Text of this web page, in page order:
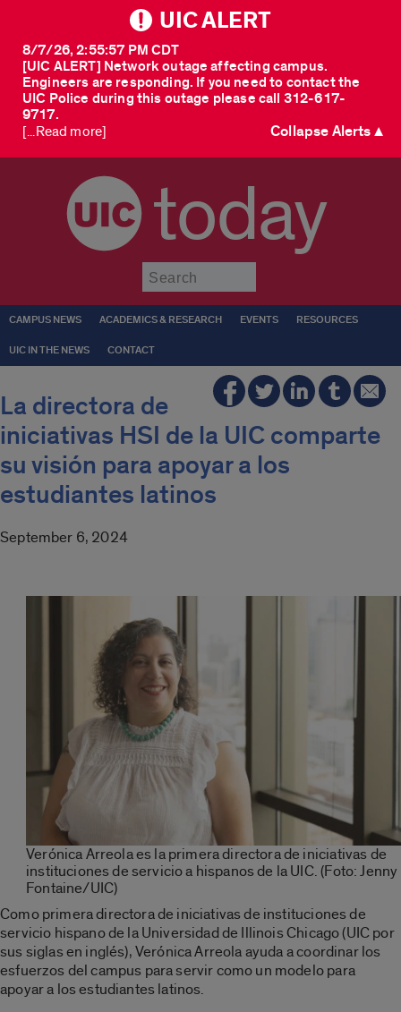
UIC ALERT
[UIC ALERT] Network outage affecting campus.
Engineers are responding. If you need to contact the
UIC Police during this outage please call 312-617-
9717.
8/7/26, 2:55:57 PM CDT
[...Read more] Collapse Alerts ▲
today
CAMPUS NEWS ACADEMICS & RESEARCH EVENTS RESOURCES
UIC IN THE NEWS CONTACT
La directora de
iniciativas HSI de la UIC comparte
su visión para apoyar a los
estudiantes latinos
September 6, 2024
Verónica Arreola es la primera directora de iniciativas de
instituciones de servicio a hispanos de la UIC. (Foto: Jenny
Fontaine/UIC)
Como primera directora de iniciativas de instituciones de
servicio hispano de la Universidad de Illinois Chicago (UIC por
sus siglas en inglés), Verónica Arreola ayuda a coordinar los
esfuerzos del campus para servir como un modelo para
apoyar a los estudiantes latinos.